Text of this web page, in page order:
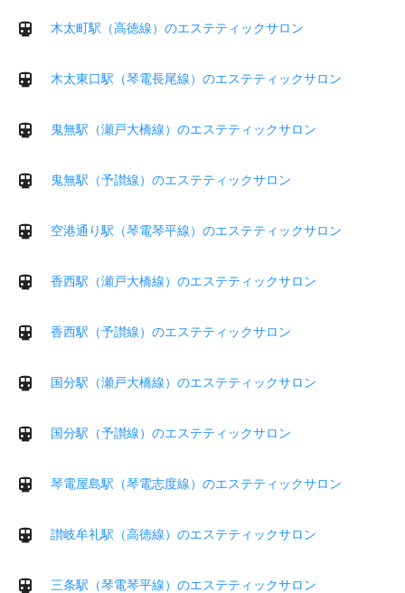
木太町駅（高徳線）のエステティックサロン
木太東口駅（琴電長尾線）のエステティックサロン
鬼無駅（瀬戸大橋線）のエステティックサロン
鬼無駅（予讃線）のエステティックサロン
空港通り駅（琴電琴平線）のエステティックサロン
香西駅（瀬戸大橋線）のエステティックサロン
香西駅（予讃線）のエステティックサロン
国分駅（瀬戸大橋線）のエステティックサロン
国分駅（予讃線）のエステティックサロン
琴電屋島駅（琴電志度線）のエステティックサロン
讃岐牟礼駅（高徳線）のエステティックサロン
三条駅（琴電琴平線）のエステティックサロン